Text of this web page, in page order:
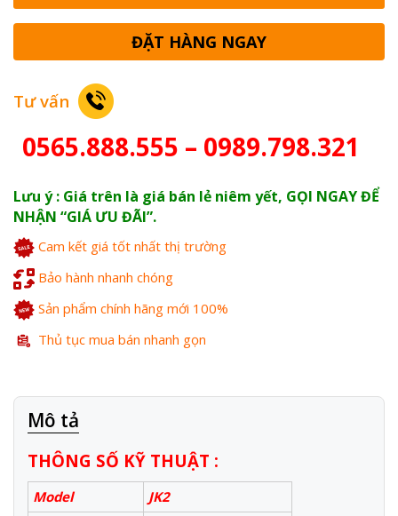
ĐẶT HÀNG NGAY
Tư vấn
0565.888.555 – 0989.798.321
Lưu ý : Giá trên là giá bán lẻ niêm yết, GỌI NGAY ĐỂ
NHẬN “GIÁ ƯU ĐÃI”.
Cam kết giá tốt nhất thị trường
Bảo hành nhanh chóng
Sản phẩm chính hãng mới 100%
Thủ tục mua bán nhanh gọn
Mô tả
THÔNG SỐ KỸ THUẬT :
Model
JK2